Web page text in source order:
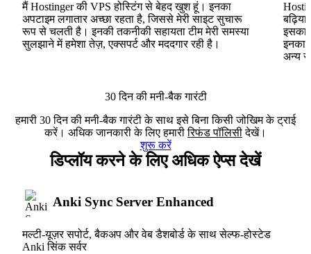
मैं Hostinger की VPS होस्टिंग से बेहद खुश हूं। इनका
अपटाइम लगातार अच्छा रहता है, जिससे मेरी साइट सुचारू
रूप से चलती है। इनकी तकनीकी सहायता टीम मेरी समस्या
सुलझाने में हमेशा तेज़, एक्सपर्ट और मददगार रही है।
इसका
इनका
अन्य
30 दिन की मनी-बैक गारंटी
हमारी 30 दिन की मनी-बैक गारंटी के साथ इसे बिना किसी जोखिम के ट्राई
करें। अधिक जानकारी के लिए हमारीरिफंड पॉलिसीदेखें।
शुरू करें
डिप्लॉय करने के लिए अधिक ऐप्स देखें
Anki Sync Server Enhanced
मल्टी-यूज़र सपोर्ट, बैकअप और वेब डैशबोर्ड के साथ सेल्फ-होस्टेड
Anki सिंक सर्वर